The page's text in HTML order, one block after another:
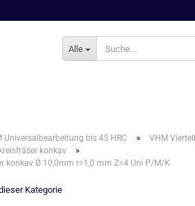
Alle
Universalbearbeitung bis 45 HRC » VHM
konkav »
konkav Ø 10,0mm r=1,0 mm Z=4 Uni P/M/K
Kategorie